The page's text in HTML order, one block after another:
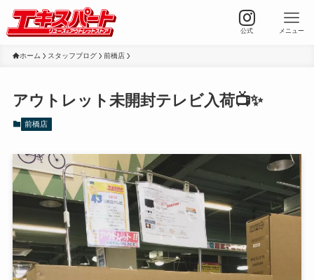
公式 メニュー
ホーム スタッフブログ 前橋店
アウトレット未開封テレビ入荷📺✨️
前橋店